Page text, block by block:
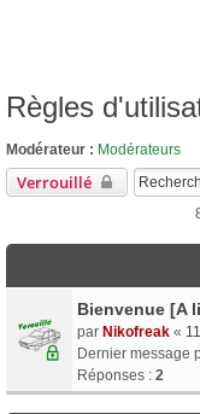
Règles
Modérateur : Modérateurs
Verrouillé
Bienvenue [A
par Nikofreak «
Dernier message
Réponses : 2